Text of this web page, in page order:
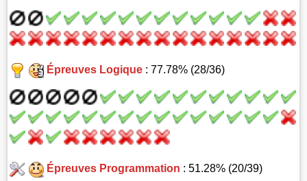
Épreuves Logique: 77.78% (28/36)
Épreuves Programmation : 51.28% (20/39)